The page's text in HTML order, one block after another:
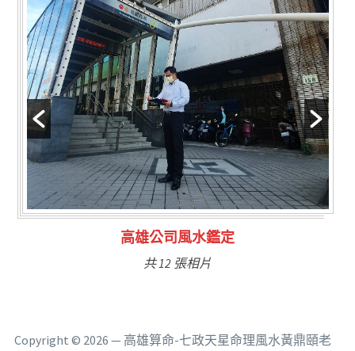
林氏福主量子生基造命
共 6 張相片
Copyright © 2026 — 高雄算命-七政天星命理風水黃鼎頤老